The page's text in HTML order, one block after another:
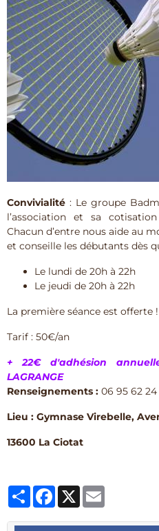
Convivialité : Le groupe
l’association et sa
Chacun d’entre nous aide au
et conseille les débutants dès
Le lundi de 20h à 22h
Le jeudi de 20h à 22h
La première séance est offerte !
Tarif : 50€/an
+ 22€ d'adhésion
LAGRANGE
Renseignements : 06 95 62 24
Lieu : Gymnase Virebelle,
13600 La Ciotat
PartagerFacebook
X